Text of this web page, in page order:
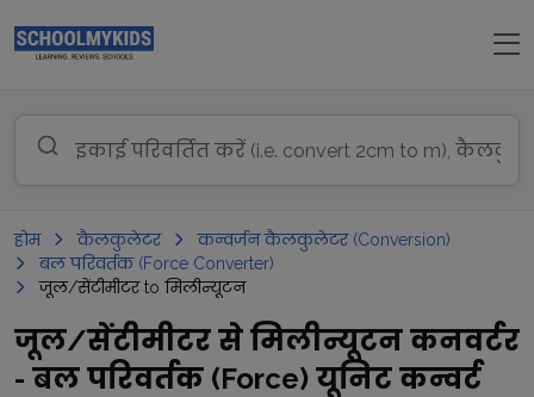
होम कैलकुलेटर
कन्वर्जन कैलकुलेटर (Conversion)
बल परिवर्तक (Force Converter)
जूल/सेंटीमीटर to मिलीन्यूटन
जूल/सेंटीमीटर से मिलीन्यूटन कनवर्टर
- बल परिवर्तक (Force) यूनिट कन्वर्ट